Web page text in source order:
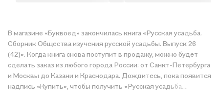
В магазине «Буквоед» закончилась книга «Русская усадьба.
Сборник Общества изучения русской усадьбы. Выпуск 26
(42)». Когда книга снова поступит в продажу, можно будет
сделать заказ из любого города России: от Санкт-Петербурга
и Москвы до Казани и Краснодара. Дождитесь, пока появится
надпись «Купить», чтобы получить «Русская усадьба.